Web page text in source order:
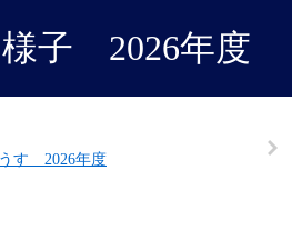
子 2026年度
す 2026年度